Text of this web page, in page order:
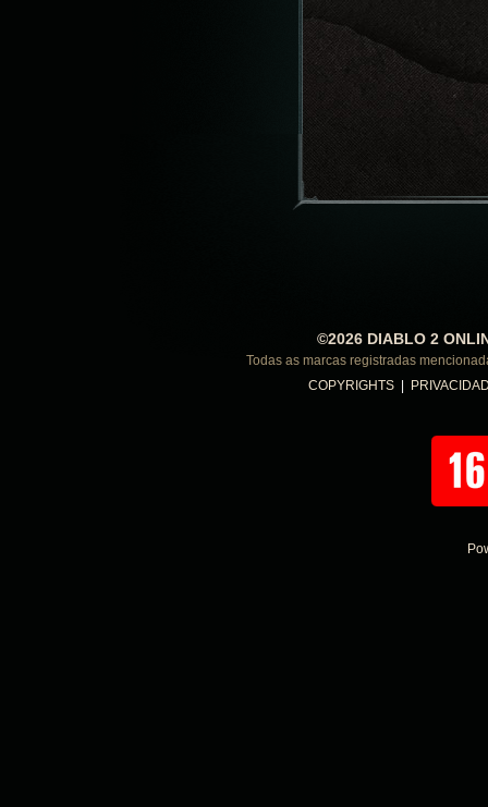
©2026 DIABLO 2
Todas as marcas registradas
COPYRIGHTS